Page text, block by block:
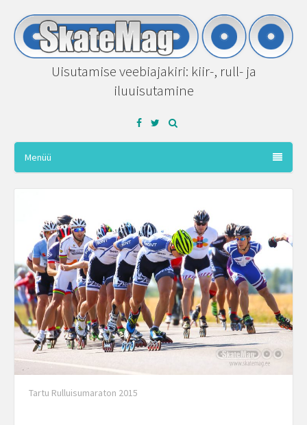
Uisutamise veebiajakiri: kiir-, rull- ja
iluuisutamine
Facebook
Twitter
Menüü
Tartu Rulluisumaraton 2015